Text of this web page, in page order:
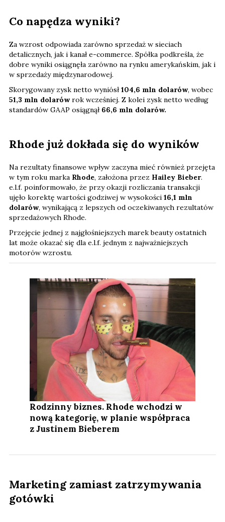
Co napędza wyniki?
Za wzrost odpowiada zarówno sprzedaż w sieciach
detalicznych, jak i kanał e-commerce. Spółka podkreśla, że
dobre wyniki osiągnęła zarówno na rynku amerykańskim, jak i
w sprzedaży międzynarodowej.
Skorygowany zysk netto wyniósł104,6 mln dolarów, wobec
51,3 mln dolarówrok wcześniej. Z kolei zysk netto według
standardów GAAP osiągnął 66,6 mln dolarów.
Rhode już dokłada się do wyników
Na rezultaty finansowe wpływ zaczyna mieć również przejęta
w tym roku marka Rhode, założona przez Hailey Bieber.
e.l.f. poinformowało, że przy okazji rozliczania transakcji
ujęło korektę wartości godziwej w wysokości 16,1 mln
dolarów, wynikającą z lepszych od oczekiwanych rezultatów
sprzedażowych Rhode.
Przejęcie jednej z najgłośniejszych marek beauty ostatnich
lat może okazać się dla e.l.f. jednym z najważniejszych
motorów wzrostu.
Rodzinny biznes. Rhode wchodzi w
nową kategorię, w planie współpraca
z Justinem Bieberem
Marketing zamiast zatrzymywania
gotówki